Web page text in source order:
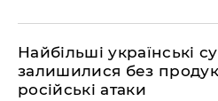
Найбільші українські
залишилися без
російські атаки